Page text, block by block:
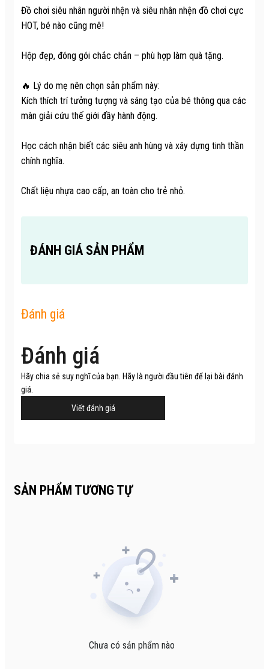
Đồ chơi siêu nhân người nhện và siêu nhân nhện đồ chơi cực
HOT, bé nào cũng mê!
Hộp đẹp, đóng gói chắc chắn – phù hợp làm quà tặng.
🔥 Lý do mẹ nên chọn sản phẩm này:
Kích thích trí tưởng tượng và sáng tạo của bé thông qua các
màn giải cứu thế giới đầy hành động.
Học cách nhận biết các siêu anh hùng và xây dựng tinh thần
chính nghĩa.
Chất liệu nhựa cao cấp, an toàn cho trẻ nhỏ.
ĐÁNH GIÁ SẢN PHẨM
Đánh giá
Đánh giá
Hãy chia sẻ suy nghĩ của bạn. Hãy là người đầu tiên để lại bài đánh
giá.
Viết đánh giá
SẢN PHẨM TƯƠNG TỰ
Chưa có sản phẩm nào